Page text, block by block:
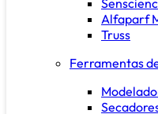
Alfaparf
Truss
Ferramentas